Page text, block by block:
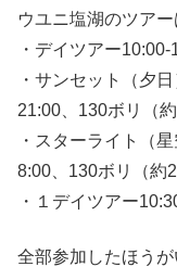
ウユニ塩湖のツアー
・デイツアー
・サンセット（夕
21:00、130ボリ（約
・スターライト（
8:00、130ボリ（約
・１デイツアー
全部参加したほう